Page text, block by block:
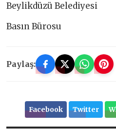
Beylikdüzü Belediyesi
Basın Bürosu
Paylaş:
Facebook Twitter